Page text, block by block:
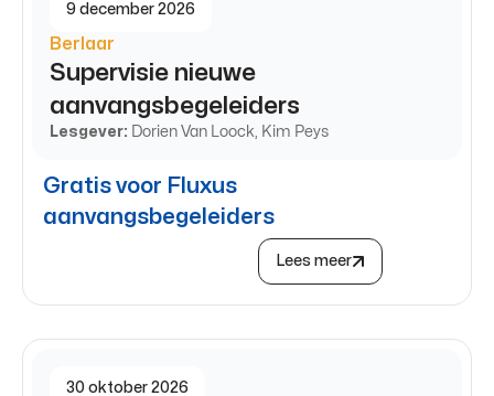
9 december 2026
Berlaar
Supervisie nieuwe
aanvangsbegeleiders
Lesgever: Dorien Van Loock, Kim Peys
Gratis voor Fluxus
aanvangsbegeleiders
Lees meer
30 oktober 2026